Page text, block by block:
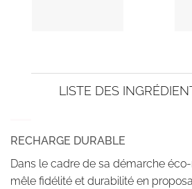
LISTE DES
RECHARGE DURABLE
Dans le cadre de sa démarche
mêle fidélité et durabilité en